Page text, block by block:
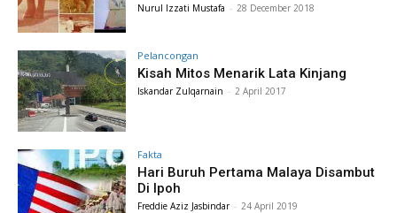
Nurul Izzati Mustafa - 28 December 2018
Pelancongan
Kisah Mitos Menarik Lata Kinjang
Iskandar Zulqarnain - 2 April 2017
Fakta
Hari Buruh Pertama Malaya Disambut
Di Ipoh
Freddie Aziz Jasbindar - 24 April 2019